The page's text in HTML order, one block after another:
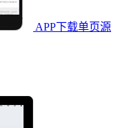
APP下载单页源